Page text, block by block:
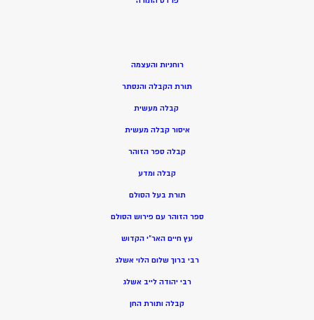
רוחניות והעצמה
תורת הקבלה והנסתר
קבלה מעשית
איסור קבלה מעשית
קבלה ספר הזוהר
קבלה ומדע
תורת בעל הסולם
ספר הזוהר עם פירוש הסולם
עץ חיים האר”י הקדוש
רבי ברוך שלום הלוי אשלג
רבי יהודה לייב אשלג
קבלה ותורת החן